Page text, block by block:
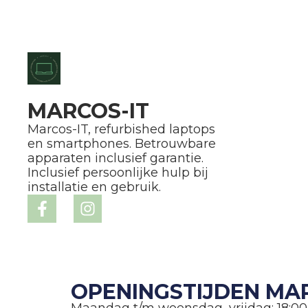
MARCOS-IT
Marcos-IT, refurbished laptops
en smartphones. Betrouwbare
apparaten inclusief garantie.
Inclusief persoonlijke hulp bij
installatie en gebruik.
OPENINGSTIJDEN